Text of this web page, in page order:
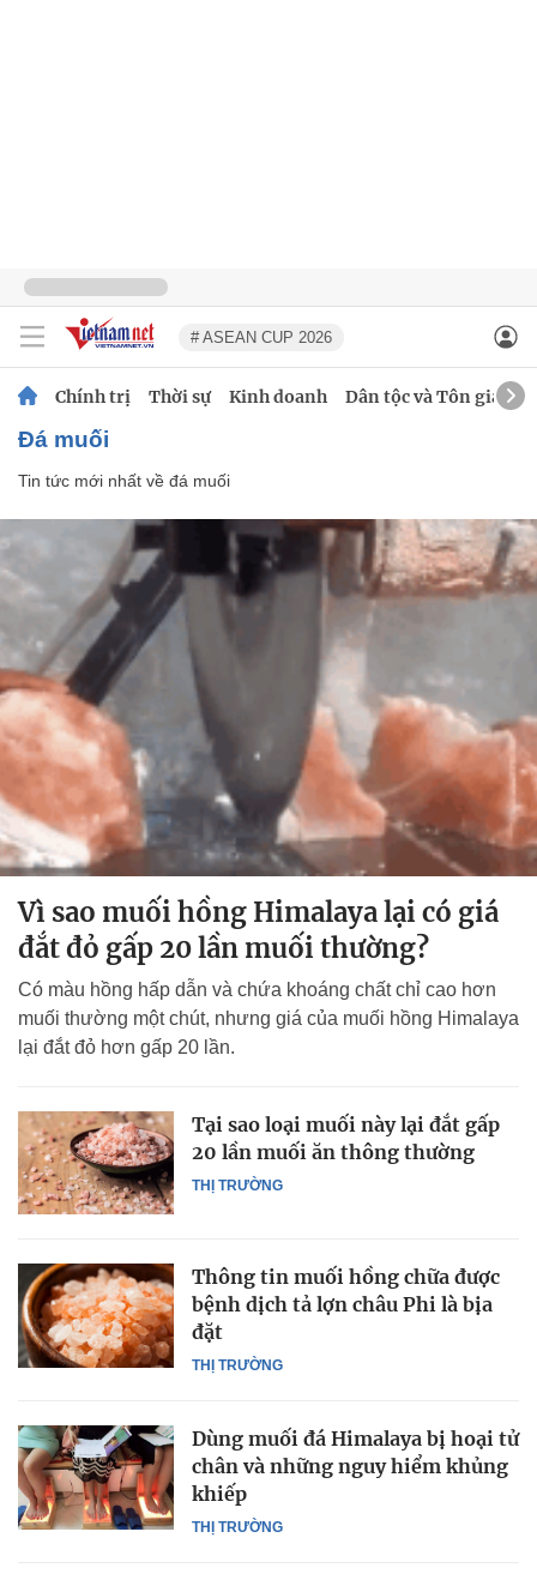
# ASEAN CUP 2026
Chính trị Thời sự Kinh doanh Dân tộc và Tôn giáo
đá muối
Tin tức mới nhất về đá muối
Vì sao muối hồng Himalaya lại có giá
đắt đỏ gấp 20 lần muối thường?
Có màu hồng hấp dẫn và chứa khoáng chất chỉ cao hơn
muối thường một chút, nhưng giá của muối hồng Himalaya
lại đắt đỏ hơn gấp 20 lần.
THỊ TRƯỜNG
Tại sao loại muối này lại đắt gấp
20 lần muối ăn thông thường
THỊ TRƯỜNG
Thông tin muối hồng chữa được
bệnh dịch tả lợn châu Phi là bịa
đặt
THỊ TRƯỜNG
Dùng muối đá Himalaya bị hoại tử
chân và những nguy hiểm khủng
khiếp